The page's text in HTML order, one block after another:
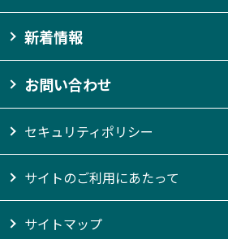
新着情報
お問い合わせ
セキュリティポリシー
サイトのご利用にあたって
サイトマップ